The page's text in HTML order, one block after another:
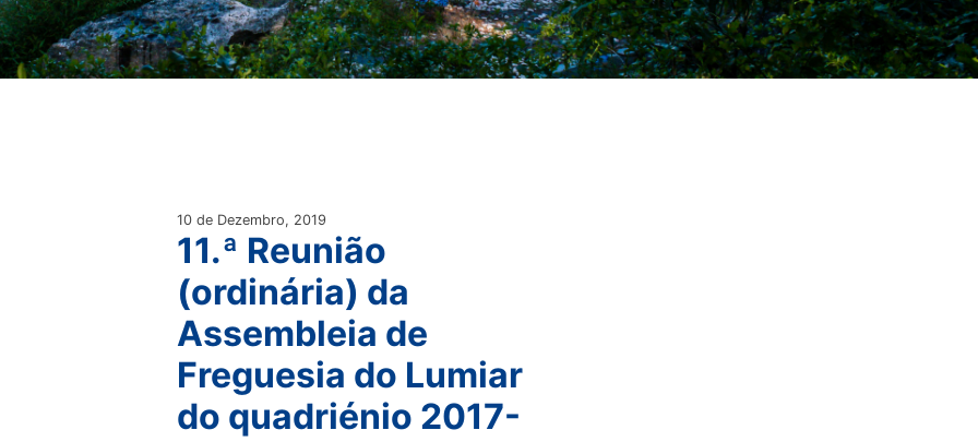
10 de Dezembro, 2019
11.ª Reunião
(ordinária) da
Assembleia de
Freguesia do Lumiar
do quadriénio 2017-